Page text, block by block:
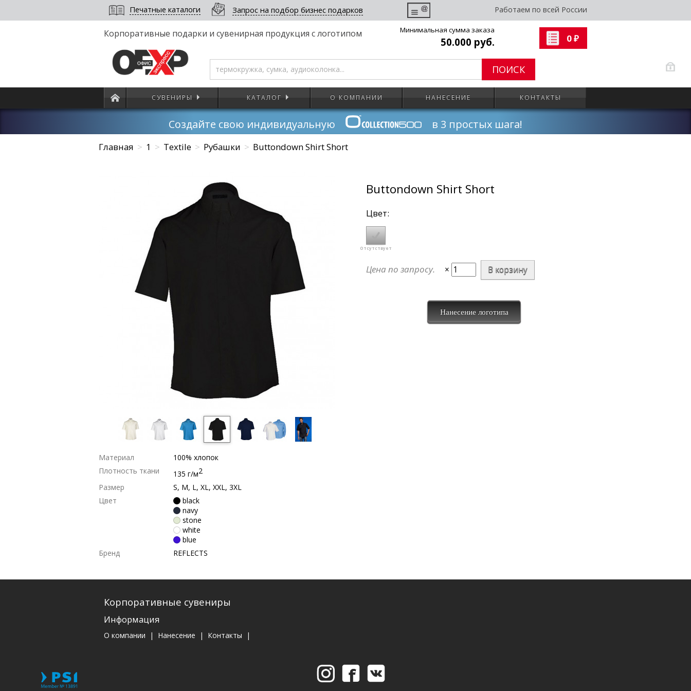
Печатные каталоги Запрос на подбор бизнес подарков Работаем по всей России
Корпоративные подарки и сувенирная продукция с логотипом Минимальная сумма заказа
50.000 руб. 0 ₽
ПОИСК
СУВЕНИРЫ КАТАЛОГ О КОМПАНИИ НАНЕСЕНИЕ КОНТАКТЫ
Создайте свою индивидуальную в 3 простых шага!
Главная > 1 > Textile > Рубашки > Buttondown Shirt Short
Buttondown Shirt Short
Цвет:
Отсутствует
Цена по запросу. ×
Нанесение логотипа
Материал
100% хлопок
Плотность ткани
135 г/м2
Размер
S, M, L, XL, XXL, 3XL
Цвет
black
navy
stone
white
blue
Бренд
REFLECTS
Корпоративные сувениры
Информация
О компании | Нанесение | Контакты |